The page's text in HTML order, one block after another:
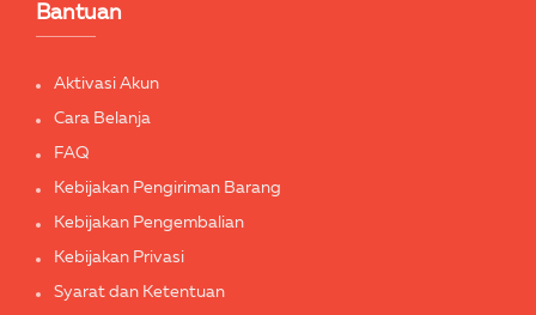
Bantuan
Aktivasi Akun
Cara Belanja
FAQ
Kebijakan Pengiriman Barang
Kebijakan Pengembalian
Kebijakan Privasi
Syarat dan Ketentuan